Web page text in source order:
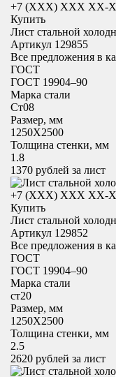
+7 (XXX) ХХХ ХХ-
Купить
Лист стальной
Артикул 129855
Все предложения в
ГОСТ
ГОСТ 19904–90
Марка стали
Ст08
Размер, мм
1250X2500
Толщина стенки, мм
1.8
1370 рублей за лист
+7 (XXX) ХХХ ХХ-
Купить
Лист стальной
Артикул 129852
Все предложения в
ГОСТ
ГОСТ 19904–90
Марка стали
ст20
Размер, мм
1250X2500
Толщина стенки, мм
2.5
2620 рублей за лист